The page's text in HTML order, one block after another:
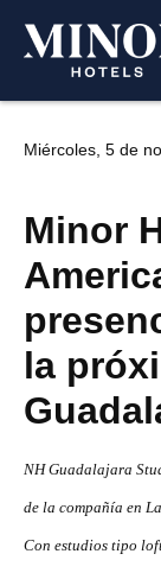
Miércoles, 5 de
Minor
la
NH Guadalajara
de la compañía en
Con estudios tipo